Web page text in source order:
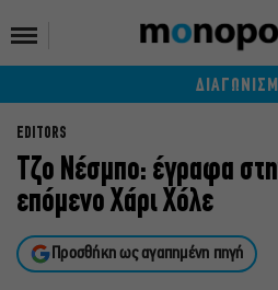
EDITORS
Τζο Νέσμπο: έγραφα
επόμενο Χάρι Χόλε
Προσθήκη ως αγαπημένη πηγή